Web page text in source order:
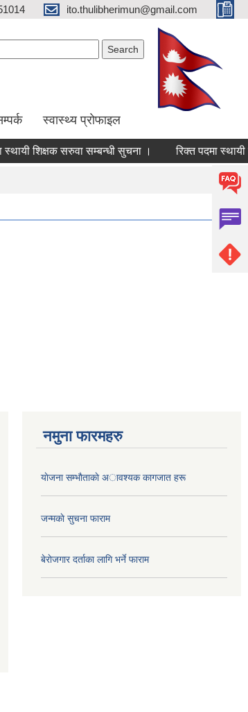
ito.thulibherimun@gmail.com
स्वास्थ्य प्राेफाइल
शिक्षक सरुवा सम्बन्धी सुचना । रिक्त पदमा स्थायी
नमुना फारमहरु
याेजना सम्भाैताकाे अावश्यक कागजात हरू
जन्मकाे सुचना फाराम
बेराेजगार दर्ताका लागि भर्ने फाराम